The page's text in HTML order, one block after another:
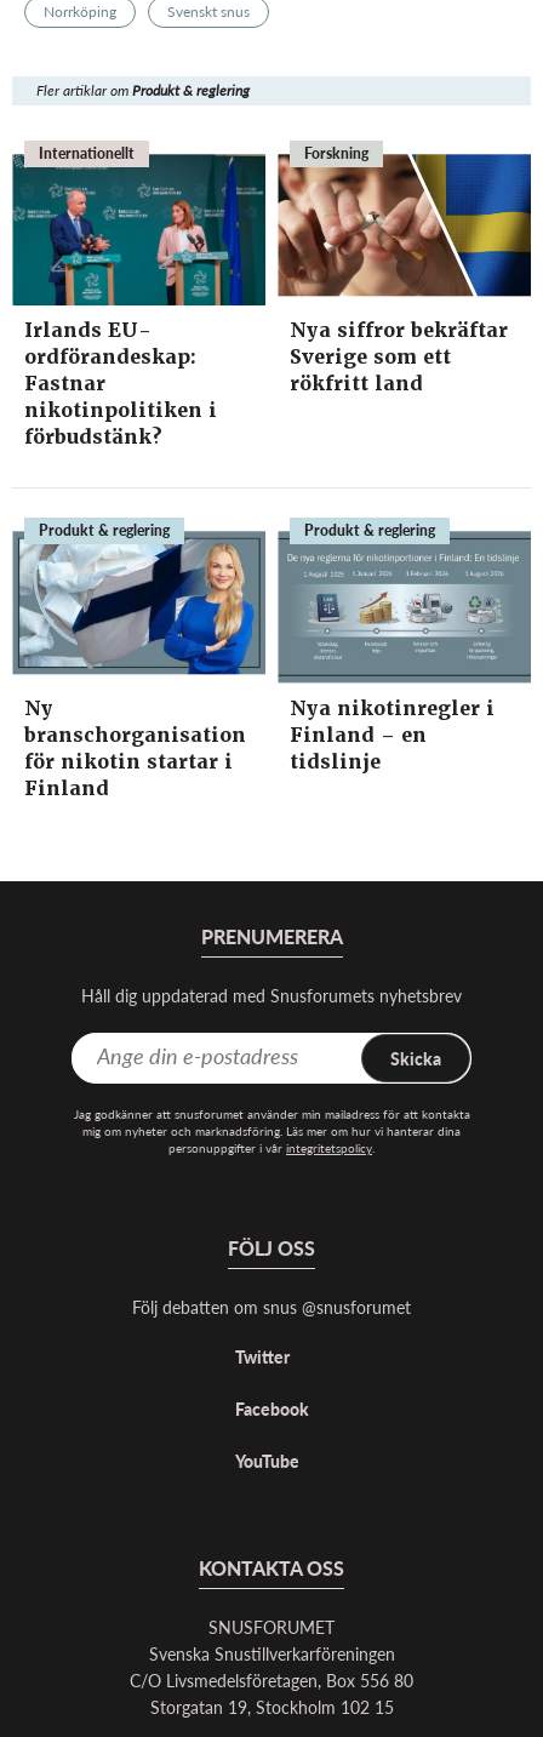
Norrköping Svenskt snus
Fler artiklar omProdukt & reglering
Internationellt
Irlands EU-
ordförandeskap:
Fastnar
nikotinpolitiken i
förbudstänk?
Forskning
Nya siffror bekräftar
Sverige som ett
rökfritt land
Produkt & reglering
Ny
branschorganisation
för nikotin startar i
Finland
Produkt & reglering
Nya nikotinregler i
Finland – en
tidslinje
PRENUMERERA
Håll dig uppdaterad med Snusforumets nyhetsbrev
Skicka
Jag godkänner att snusforumet använder min mailadress för att kontakta
mig om nyheter och marknadsföring. Läs mer om hur vi hanterar dina
personuppgifter i vår integritetspolicy.
FÖLJ OSS
Följ debatten om snus @snusforumet
Twitter
Facebook
YouTube
KONTAKTA OSS
SNUSFORUMET
Svenska Snustillverkarföreningen
C/O Livsmedelsföretagen, Box 556 80
Storgatan 19, Stockholm 102 15